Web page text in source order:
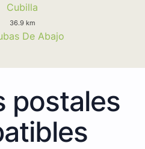
Cubilla
36.9 km
De Abajo
postales